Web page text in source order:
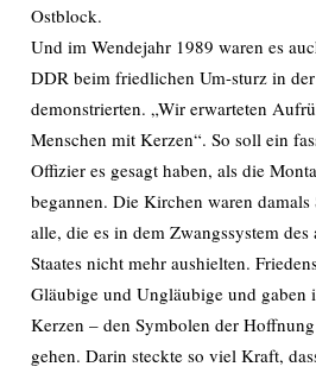
Ostblock.
Und im Wendejahr 1989 waren es
DDR beim friedlichen Um-sturz in
demonstrierten. „Wir erwarteten
Menschen mit Kerzen“. So soll ein
Offizier es gesagt haben, als die
begannen. Die Kirchen waren
alle, die es in dem Zwangssystem des
Staates nicht mehr aushielten.
Gläubige und Ungläubige und gaben
Kerzen – den Symbolen der
gehen. Darin steckte so viel Kraft,